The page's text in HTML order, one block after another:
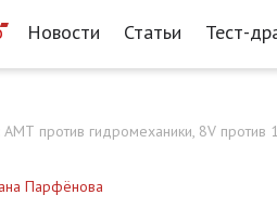
Новости Статьи Тест-
против гидромеханики, 8V против
Парфёнова